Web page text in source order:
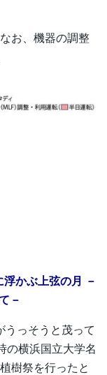
お、機器の調整
浮かぶ上弦の月 －
－
っそうと茂って
の横浜国立大学名
樹祭を行ったと